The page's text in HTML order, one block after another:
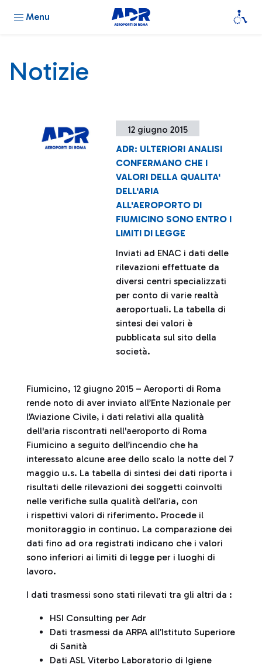
Menu
Notizie
12 giugno 2015
ADR: ULTERIORI ANALISI
CONFERMANO CHE I
VALORI DELLA QUALITA'
DELL'ARIA
ALL'AEROPORTO DI
FIUMICINO SONO ENTRO I
LIMITI DI LEGGE
Inviati ad ENAC i dati delle
rilevazioni effettuate da
diversi centri specializzati
per conto di varie realtà
aeroportuali. La tabella di
sintesi dei valori è
pubblicata sul sito della
società.
Fiumicino, 12 giugno 2015 – Aeroporti di Roma
rende noto di aver inviato all’Ente Nazionale per
l’Aviazione Civile, i dati relativi alla qualità
dell'aria riscontrati nell'aeroporto di Roma
Fiumicino a seguito dell’incendio che ha
interessato alcune aree dello scalo la notte del 7
maggio u.s. La tabella di sintesi dei dati riporta i
risultati delle rilevazioni dei soggetti coinvolti
nelle verifiche sulla qualità dell’aria, con
i rispettivi valori di riferimento. Procede il
monitoraggio in continuo. La comparazione dei
dati fino ad ora registrati indicano che i valori
sono inferiori ai limiti di legge per i luoghi di
lavoro.
I dati trasmessi sono stati rilevati tra gli altri da :
HSI Consulting per Adr
Dati trasmessi da ARPA all’Istituto Superiore
di Sanità
Dati ASL Viterbo Laboratorio di Igiene